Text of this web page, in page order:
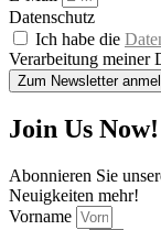
Datenschutz
Ich habe die
Verarbeitung meiner
Zum Newsletter
Join Us Now!
Abonnieren Sie
Neuigkeiten mehr!
Vorname